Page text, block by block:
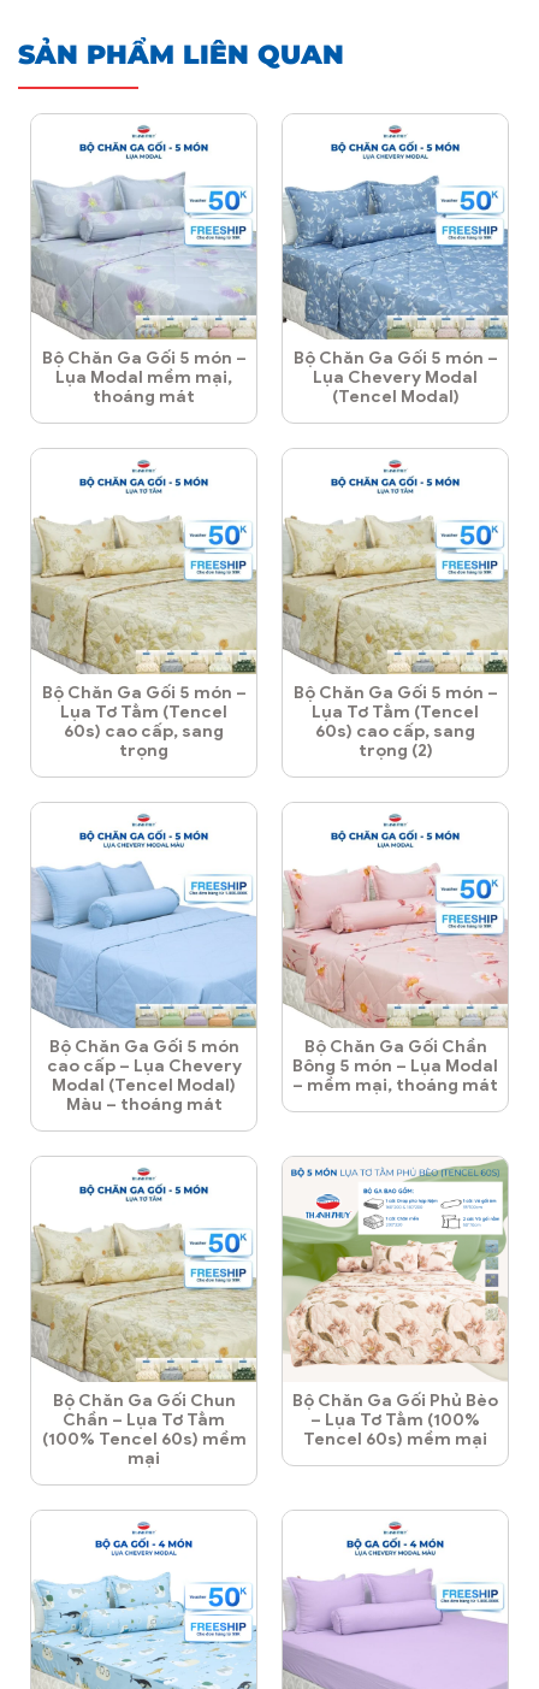
SẢN PHẨM LIÊN QUAN
Bộ Chăn Ga Gối 5 món –
Lụa Modal mềm mại,
thoáng mát
Bộ Chăn Ga Gối 5 món –
Lụa Chevery Modal
(Tencel Modal)
Bộ Chăn Ga Gối 5 món –
Lụa Tơ Tằm (Tencel
60s) cao cấp, sang
trọng
Bộ Chăn Ga Gối 5 món –
Lụa Tơ Tằm (Tencel
60s) cao cấp, sang
trọng (2)
Bộ Chăn Ga Gối 5 món
cao cấp – Lụa Chevery
Modal (Tencel Modal)
Màu – thoáng mát
Bộ Chăn Ga Gối Chần
Bông 5 món – Lụa Modal
– mềm mại, thoáng mát
Bộ Chăn Ga Gối Chun
Chần – Lụa Tơ Tằm
(100% Tencel 60s) mềm
mại
Bộ Chăn Ga Gối Phủ Bèo
– Lụa Tơ Tằm (100%
Tencel 60s) mềm mại